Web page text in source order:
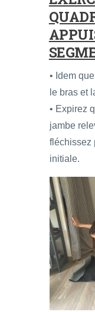
• Idem
le bras et
• Expirez
jambe
fléchissez
initiale.